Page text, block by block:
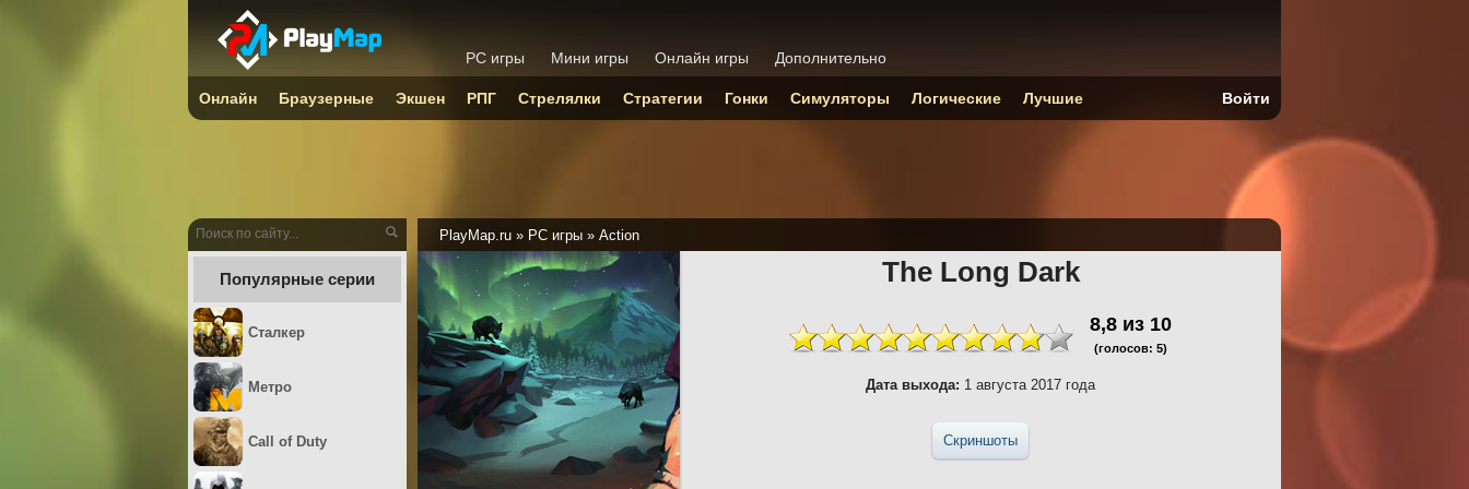
PlayMap.ru » PC игры » Action
The Long Dark
8,8 из 10
(голосов: 5)
Дата выхода: 1 августа 2017 года
Скриншоты
Популярные серии
Сталкер
Метро
Call of Duty
PC игры Мини игры Онлайн игры Дополнительно
Онлайн Браузерные Экшен РПГ Стрелялки Стратегии Гонки Симуляторы Логические Лучшие Войти